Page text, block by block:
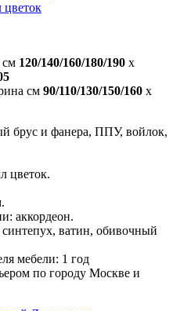
цветок
см 120/140/160/180/190 x
см 90/110/130/150/160 x
брус и фанера, ППУ, войлок,
цветок.
аккордеон.
ватин, обивочный
мебели: 1 год
по городу Москве и